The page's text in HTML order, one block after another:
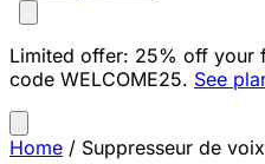
Limited offer: 25% off your
code WELCOME25. See
Home / Suppresseur de